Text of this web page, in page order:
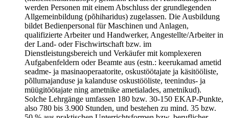
werden Personen mit einem Abschluss der grundlegenden
Allgemeinbildung (põhiharidus) zugelassen. Die Ausbildung
bildet Bedienpersonal für Maschinen und Anlagen,
qualifizierte Arbeiter und Handwerker, Angestellte/Arbeiter in
der Land- oder Fischwirtschaft bzw. im
Dienstleistungsbereich und Verkäufer mit komplexeren
Aufgabenfeldern oder Beamte aus (estn.: keerukamad ametid
seadme- ja masinaoperaatorite, oskustöötajate ja käsitööliste,
põllumajanduse ja kalanduse oskustööliste, teenindus- ja
müügitöötajate ning ametnike ametialades, ametnikud).
Solche Lehrgänge umfassen 180 bzw. 30-150 EKAP-Punkte,
also 780 bis 3.900 Stunden, und bestehen zu mind. 35 bzw.